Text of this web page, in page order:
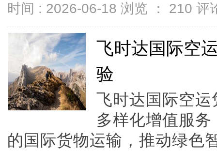
时间 : 2026-06-18 浏览 ： 210 评
飞时达国际空
验
飞时达国际空
多样化增值服
的国际货物运输，推动绿色